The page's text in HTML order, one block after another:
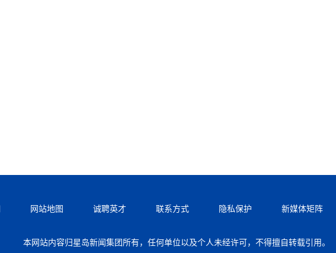
网站地图 诚聘英才 联系方式 隐私保护 新媒体矩阵
本网站内容归星岛新闻集团所有，任何单位以及个人未经许可，不得擅自转载引用。